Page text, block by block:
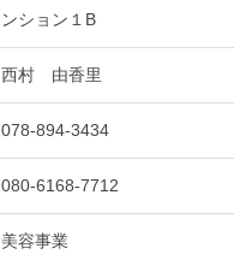
ンション１B
西村 由香里
078-894-3434
080-6168-7712
美容事業